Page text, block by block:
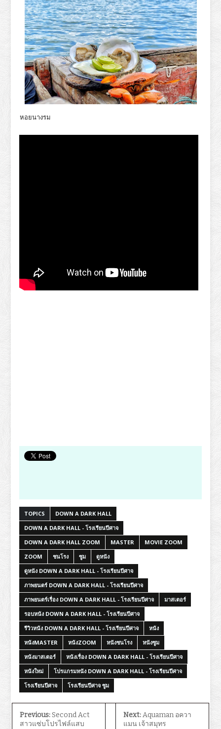
หอยนางรม
TOPICS
DOWN A DARK HALL
DOWN A DARK HALL - โรงเรียนปีศาจ
DOWN A DARK HALL ZOOM
MASTER
MOVIE ZOOM
ZOOM
ชนโรง ซูม
ดูหนัง
ดูหนัง DOWN A DARK HALL - โรงเรียนปีศาจ
ภาพยนตร์ DOWN A DARK HALL - โรงเรียนปีศาจ
ภาพยนตร์เรื่อง DOWN A DARK HALL - โรงเรียนปีศาจ
มาสเตอร์
รอบหนัง DOWN A DARK HALL - โรงเรียนปีศาจ
รีวิวหนัง DOWN A DARK HALL - โรงเรียนปีศาจ
หนัง
หนังMASTER
หนังZOOM หนังชนโรง
หนังซูม
หนังมาสเตอร์
หนังเรื่อง DOWN A DARK HALL - โรงเรียนปีศาจ
หนังใหม่
โปรแกรมหนัง DOWN A DARK HALL - โรงเรียนปีศาจ
โรงเรียนปีศาจ
โรงเรียนปีศาจ ซูม
Previous:Second Act
สาวแซ่บโปรไฟล์แสบ
Next:Aquaman อควา
แมน เจ้าสมุทร